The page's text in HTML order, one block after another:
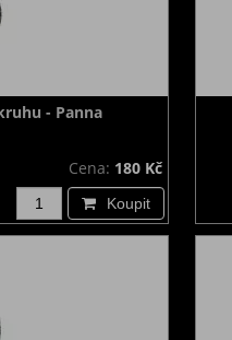
- Panna
Cena: 180 Kč
Koupit